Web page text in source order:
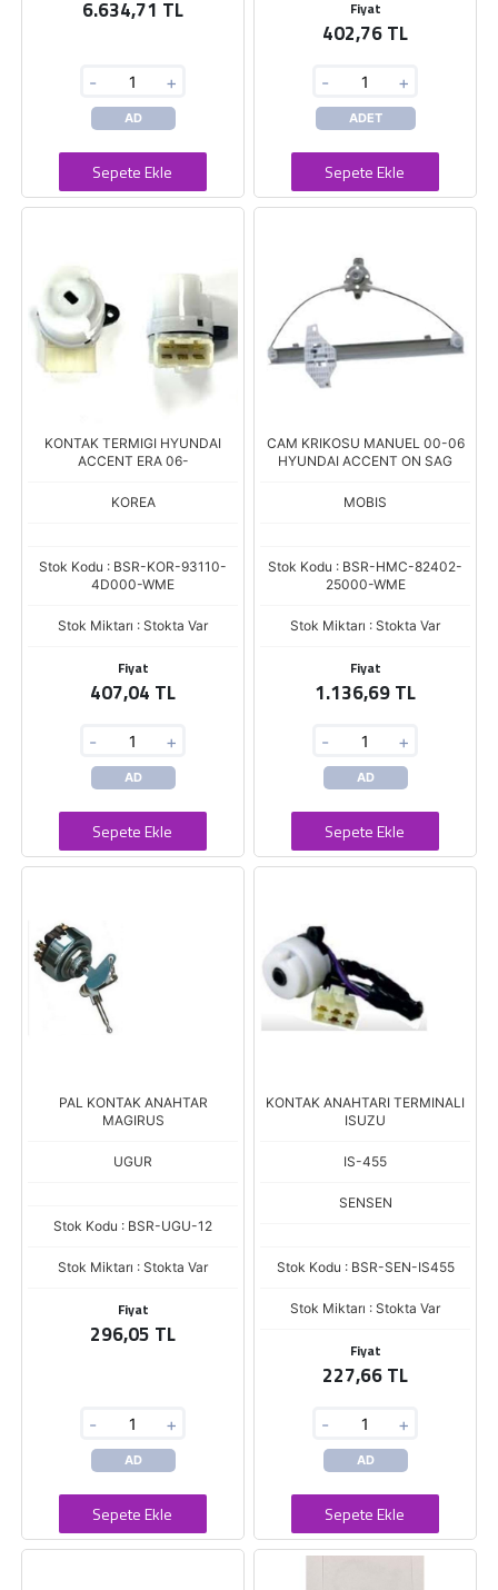
6.634,71 TL
- +
AD
Sepete Ekle
Fiyat
402,76 TL
- +
ADET
Sepete Ekle
KONTAK TERMIGI HYUNDAI
ACCENT ERA 06-
KOREA
Stok Kodu : BSR-KOR-93110-
4D000-WME
Stok Miktarı : Stokta Var
Fiyat
407,04 TL
- +
AD
Sepete Ekle
CAM KRIKOSU MANUEL 00-06
HYUNDAI ACCENT ON SAG
MOBIS
Stok Kodu : BSR-HMC-82402-
25000-WME
Stok Miktarı : Stokta Var
Fiyat
1.136,69 TL
- +
AD
Sepete Ekle
PAL KONTAK ANAHTAR
MAGIRUS
UGUR
Stok Kodu : BSR-UGU-12
Stok Miktarı : Stokta Var
Fiyat
296,05 TL
- +
AD
Sepete Ekle
KONTAK ANAHTARI TERMINALI
ISUZU
IS-455
SENSEN
Stok Kodu : BSR-SEN-IS455
Stok Miktarı : Stokta Var
Fiyat
227,66 TL
- +
AD
Sepete Ekle